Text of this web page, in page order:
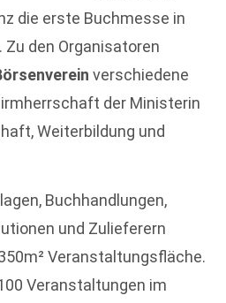
die erste Buchmesse in
den Organisatoren
verschiedene
der Ministerin
Weiterbildung und
Buchhandlungen,
und Zulieferern
Veranstaltungsfläche.
Veranstaltungen im